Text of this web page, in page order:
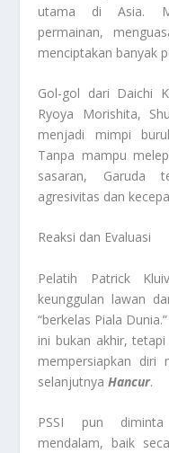
utama di Asia.
permainan,
menciptakan banyak
Gol-gol dari Daichi
Ryoya Morishita,
menjadi mimpi
Tanpa mampu
sasaran, Garuda
agresivitas dan
Reaksi dan Evaluasi
Pelatih Patrick
keunggulan lawan
“berkelas Piala
ini bukan akhir,
mempersiapkan diri
selanjutnya Hancur.
PSSI pun
mendalam, baik